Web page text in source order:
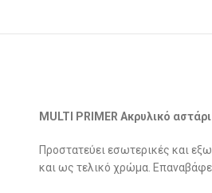
MULTI PRIMER Ακρυλικό
Προστατεύει εσωτερικές και
και ως τελικό χρώμα.